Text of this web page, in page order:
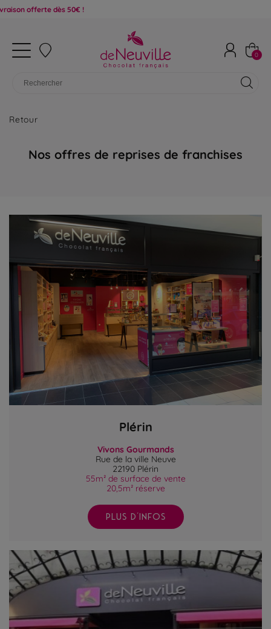
0
Retour
Nos offres de reprises de franchises
Plérin
Vivons Gourmands
Rue de la ville Neuve
22190 Plérin
55m² de surface de vente
20,5m² réserve
PLUS D'INFOS